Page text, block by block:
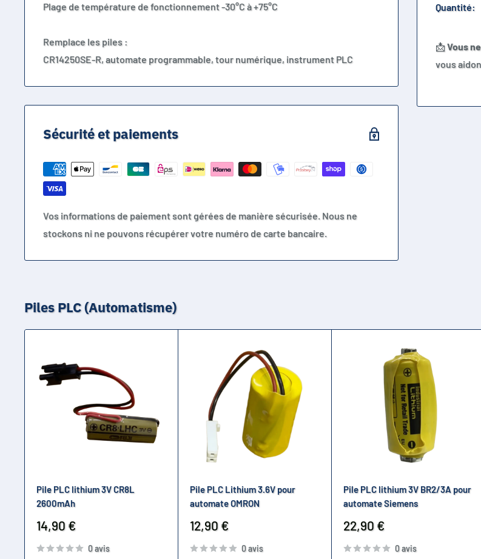
Quantité:
📩Vous
vous
Plage de température de fonctionnement -30°C à +75°C
Remplace les piles :
CR14250SE-R, automate programmable, tour numérique, instrument PLC
Sécurité et paiements
Vos informations de paiement sont gérées de manière sécurisée. Nous ne
stockons ni ne pouvons récupérer votre numéro de carte bancaire.
Piles PLC (Automatisme)
Pile PLC lithium 3V CR8L
2600mAh
Prix
réduit
14,90 €
0 avis
Pile PLC Lithium 3.6V pour
automate OMRON
Prix
réduit
12,90 €
0 avis
Pile PLC lithium 3V BR2/3A pour
automate Siemens
Prix
réduit
22,90 €
0 avis